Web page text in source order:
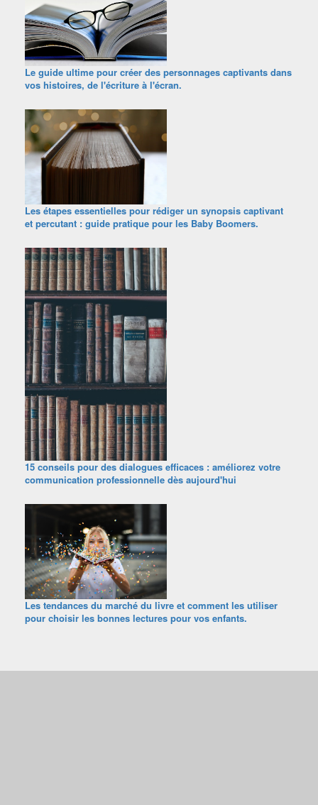
Le guide ultime pour créer des personnages captivants dans
vos histoires, de l'écriture à l'écran.
Les étapes essentielles pour rédiger un synopsis captivant
et percutant : guide pratique pour les Baby Boomers.
15 conseils pour des dialogues efficaces : améliorez votre
communication professionnelle dès aujourd'hui
Les tendances du marché du livre et comment les utiliser
pour choisir les bonnes lectures pour vos enfants.